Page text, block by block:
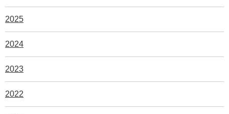
2025
2024
2023
2022